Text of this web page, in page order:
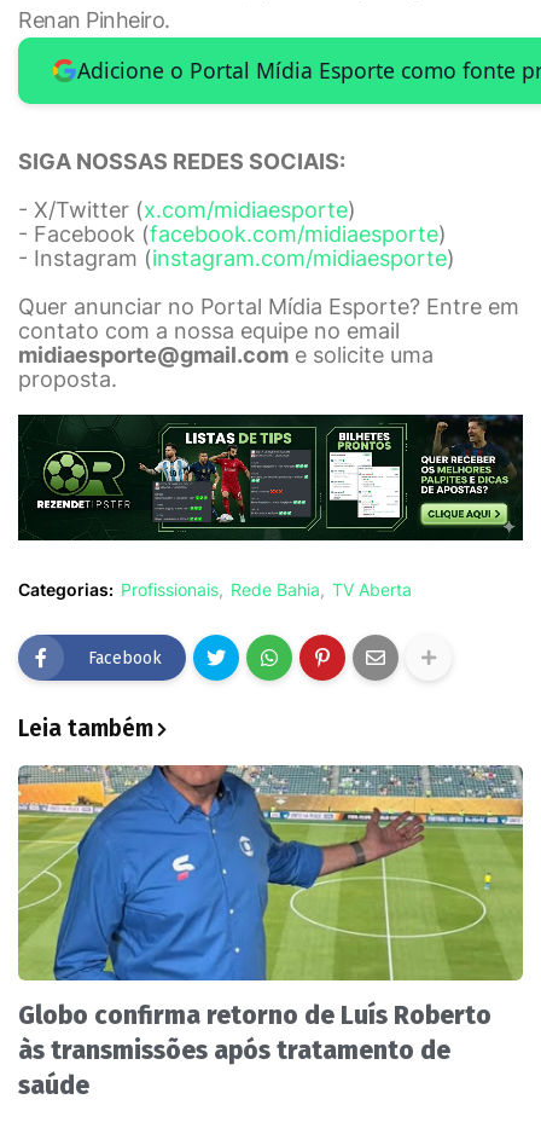
Renan Pinheiro.
Adicione o Portal Mídia Esporte como fonte
SIGA NOSSAS REDES SOCIAIS:
- X/Twitter (x.com/midiaesporte)
- Facebook (facebook.com/midiaesporte)
- Instagram (instagram.com/midiaesporte)
Quer anunciar no Portal Mídia Esporte? Entre em
contato com a nossa equipe no email
midiaesporte@gmail.com e solicite uma
proposta.
Categorias: Profissionais Rede Bahia TV Aberta
Facebook
Leia também
Globo confirma retorno de Luís Roberto
às transmissões após tratamento de
saúde